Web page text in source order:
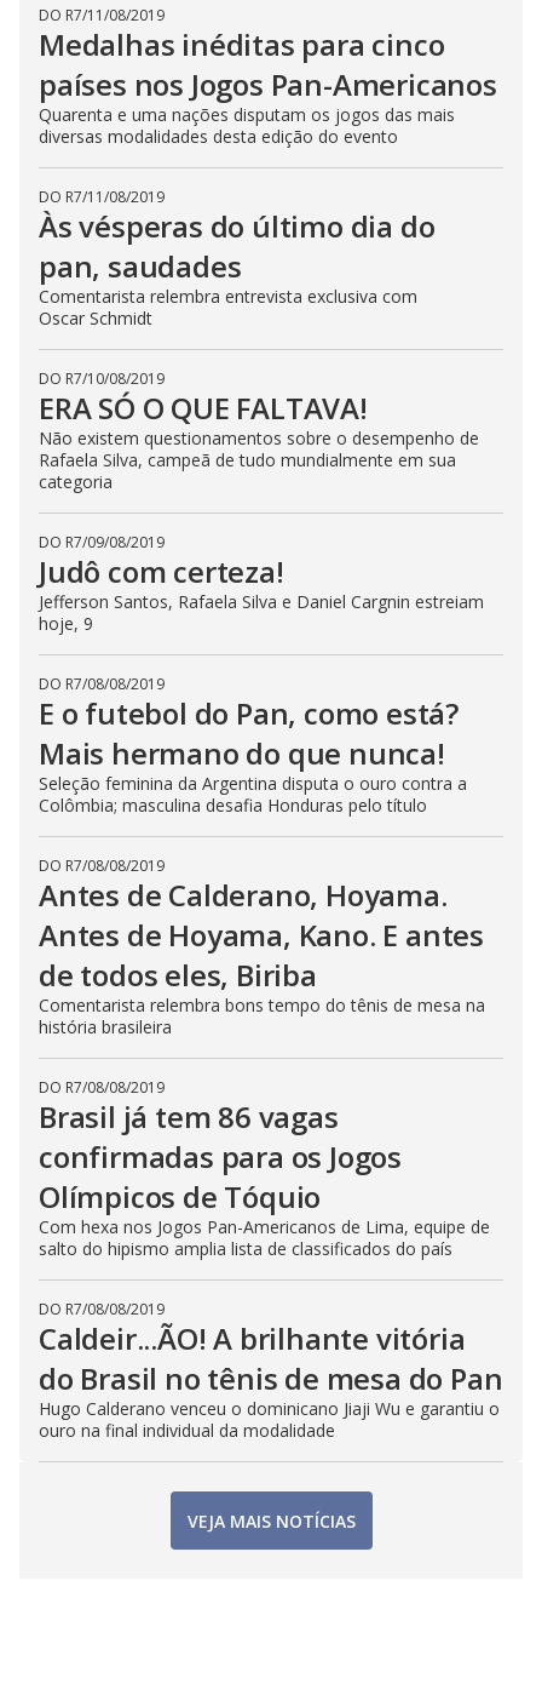
DO R7/11/08/2019
Medalhas inéditas para cinco
países nos Jogos Pan-Americanos
Quarenta e uma nações disputam os jogos das mais
diversas modalidades desta edição do evento
DO R7/11/08/2019
Às vésperas do último dia do
pan, saudades
Comentarista relembra entrevista exclusiva com
Oscar Schmidt
DO R7/10/08/2019
ERA SÓ O QUE FALTAVA!
Não existem questionamentos sobre o desempenho de
Rafaela Silva, campeã de tudo mundialmente em sua
categoria
DO R7/09/08/2019
Judô com certeza!
Jefferson Santos, Rafaela Silva e Daniel Cargnin estreiam
hoje, 9
DO R7/08/08/2019
E o futebol do Pan, como está?
Mais hermano do que nunca!
Seleção feminina da Argentina disputa o ouro contra a
Colômbia; masculina desafia Honduras pelo título
DO R7/08/08/2019
Antes de Calderano, Hoyama.
Antes de Hoyama, Kano. E antes
de todos eles, Biriba
Comentarista relembra bons tempo do tênis de mesa na
história brasileira
DO R7/08/08/2019
Brasil já tem 86 vagas
confirmadas para os Jogos
Olímpicos de Tóquio
Com hexa nos Jogos Pan-Americanos de Lima, equipe de
salto do hipismo amplia lista de classificados do país
DO R7/08/08/2019
Caldeir...ÃO! A brilhante vitória
do Brasil no tênis de mesa do Pan
Hugo Calderano venceu o dominicano Jiaji Wu e garantiu o
ouro na final individual da modalidade
VEJA MAIS NOTÍCIAS